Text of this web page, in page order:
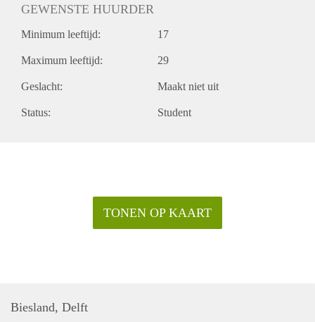
GEWENSTE HUURDER
Minimum leeftijd: 17
Maximum leeftijd: 29
Geslacht: Maakt niet uit
Status: Student
TONEN OP KAART
Biesland, Delft